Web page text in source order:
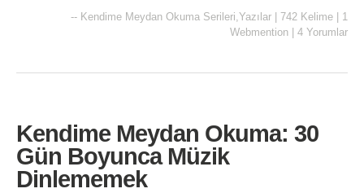
-- Kendime Meydan Okuma Serileri,Yazılar 742 Kelime
1
Webmention
4 Yorumlar
Kendime Meydan Okuma: 30
Gün Boyunca Müzik
Dinlememek